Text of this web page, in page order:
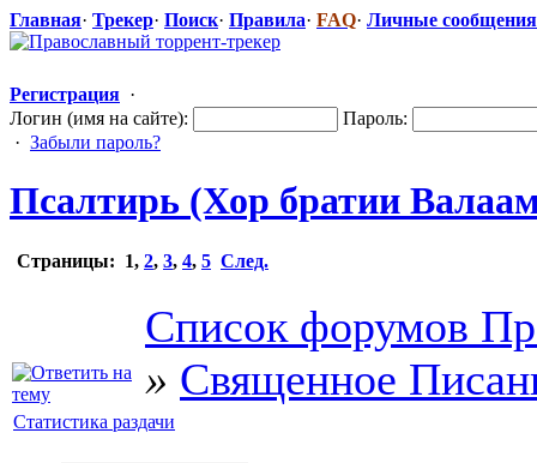
Главная· Трекер· Поиск· Правила· FAQ· Личные сообщения
Регистрация ·
Логин (имя на сайте):
Пароль:
· Забыли пароль?
Псалтирь (Хор братии
Страницы: 1, 2, 3, 4, 5 След.
Список форумов
» Священное
Статистика раздачи